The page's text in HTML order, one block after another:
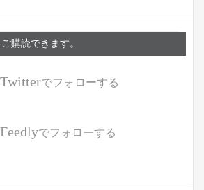
購読できます。
Twitterでフォローする
Feedlyでフォローする